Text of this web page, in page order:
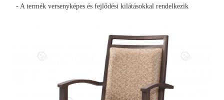
- A termék versenyképes és fejlődési kilátásokkal rendelkezik